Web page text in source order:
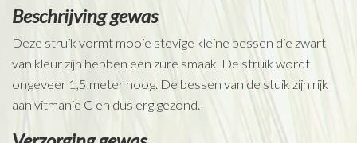
Beschrijving gewas
Deze struik vormt mooie stevige kleine bessen die zwart
van kleur zijn hebben een zure smaak. De struik wordt
ongeveer 1,5 meter hoog. De bessen van de stuik zijn rijk
aan vitmanie C en dus erg gezond.